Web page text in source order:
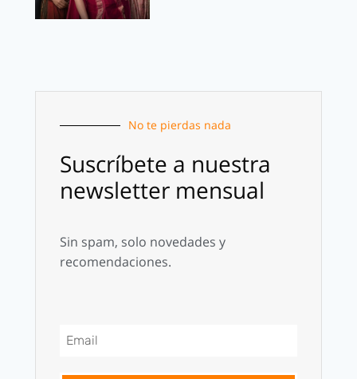
No te pierdas nada
Suscríbete a nuestra
newsletter mensual
Sin spam, solo novedades y
recomendaciones.